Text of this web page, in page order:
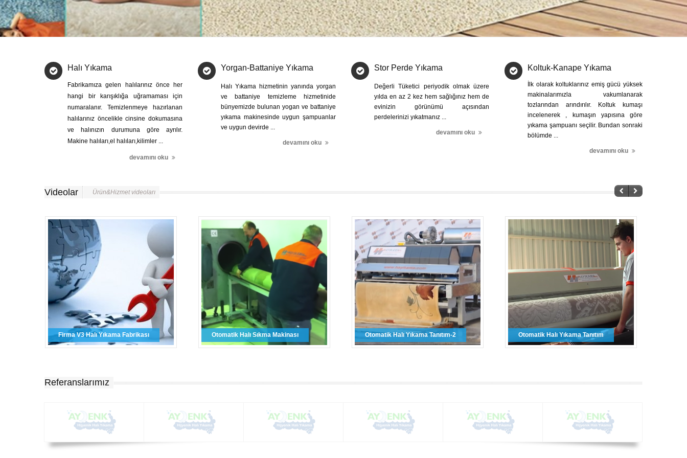
Halı Yıkama
Fabrikamıza gelen halılarınız önce her
hangi bir karışıklığa uğramaması için
numaralanır. Temizlenmeye hazırlanan
halılarınız öncelikle cinsine dokumasına
ve halınızın durumuna göre ayrılır.
Makine halıları,el halıları,kilimler ...
devamını oku
Yorgan-Battaniye Yıkama
Halı Yıkama hizmetinin yanında yorgan
ve battaniye temizleme hizmetinide
bünyemizde bulunan yogan ve battaniye
yıkama makinesinde uygun şampuanlar
ve uygun devirde ...
devamını oku
Stor Perde Yıkama
Değerli Tüketici periyodik olmak üzere
yılda en az 2 kez hem sağlığınız hem de
evinizin görünümü açısından
perdelerinizi yıkatmanız ...
devamını oku
Koltuk-Kanape Yıkama
İlk olarak koltuklarınız emiş gücü yüksek
makinalarımızla vakumlanarak
tozlarından arındırılır. Koltuk kumaşı
incelenerek , kumaşın yapısına göre
yıkama şampuanı seçilir. Bundan sonraki
bölümde ...
devamını oku
Videolar Ürün&Hizmet videoları
Firma V3 Halı Yıkama Fabrikası Otomatik Halı Sıkma Makinası Otomatik Halı Yıkama Tanıtım-2 Otomatik Halı Yıkama Tanıtım
Referanslarımız